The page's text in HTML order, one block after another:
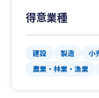
得意業種
建設 製造 小
農業・林業・漁業